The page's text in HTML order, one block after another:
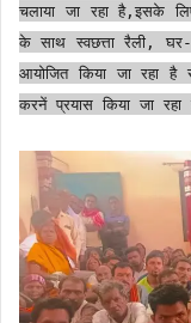
चलाया जा रहा है,इसके
के साथ स्वछत्ता रैली, घर-
आयोजित किया जा रहा
करनें प्रयास किया जा रहा